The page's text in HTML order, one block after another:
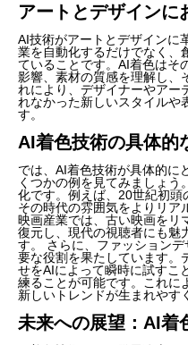
アートとデザインに
AI技術がアートとデザインに
業を自動化するだけでなく、
ていることです。AI着色はそ
影響、素材の質感を理解し、
れにより、デザイナーやアー
れなかった新しいスタイルや
す。
AI着色技術の具体的
では、AI着色技術が具体的に
くつかの例を見てみましょう
化です。例えば、20世紀初頭
その時代の雰囲気をよりリア
映画産業では、古い映画をリ
復元し、現代の視聴者にも魅
す。 さらに、ファッション
要な役割を果たしています。
せをAIによって瞬時に試すこ
練ることが可能です。これに
新しいトレンドが生まれやす
未来への展望：AI着